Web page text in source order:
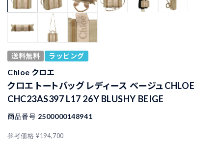
送料無料 ラッピング
Chloe クロエ
クロエ トートバッグ レディース ベージュ CHLOE
CHC23AS397 L17 26Y BLUSHY BEIGE
商品番号 2500000148941
参考価格 ¥194,700